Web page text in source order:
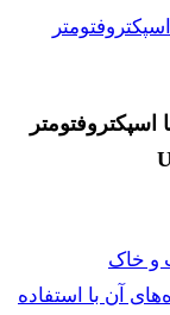
و خاک
آن با استفاده